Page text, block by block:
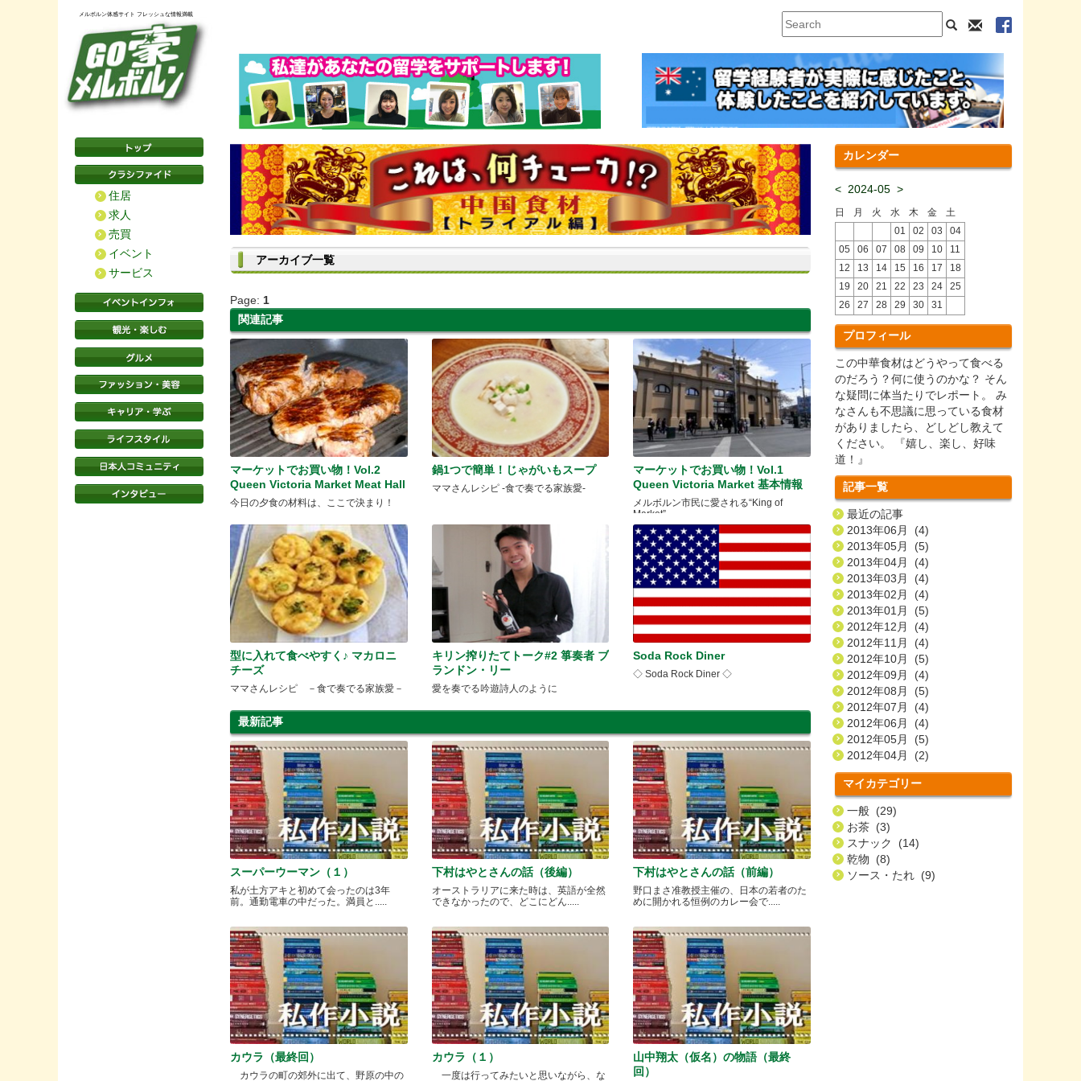
メルボルン体感サイト フレッシュな情報満載
住居
求人
売買
イベント
サービス
アーカイブ一覧
Page: 1
関連記事
マーケットでお買い物！Vol.2
Queen Victoria Market Meat Hall
今日の夕食の材料は、ここで決まり！
鍋1つで簡単！じゃがいもスープ
ママさんレシピ -食で奏でる家族愛-
マーケットでお買い物！Vol.1
Queen Victoria Market 基本情報
メルボルン市民に愛される“King of
Market”
型に入れて食べやすく♪ マカロニ
チーズ
ママさんレシピ －食で奏でる家族愛－
キリン搾りたてトーク#2 箏奏者 ブ
ランドン・リー
愛を奏でる吟遊詩人のように
Soda Rock Diner
◇ Soda Rock Diner ◇
最新記事
スーパーウーマン（１）
私が土方アキと初めて会ったのは3年
前。通勤電車の中だった。満員と.....
下村はやとさんの話（後編）
オーストラリアに来た時は、英語が全然
できなかったので、どこにどん.....
下村はやとさんの話（前編）
野口まさ准教授主催の、日本の若者のた
めに開かれる恒例のカレー会で.....
カウラ（最終回）
カウラの町の郊外に出て、野原の中の
カウラ（１）
一度は行ってみたいと思いながら、な
山中翔太（仮名）の物語（最終
回）
カレンダー
< 2024-05 >
日 月 火 水 木 金
土
01
02 03
04
05
06 07 08 09 10
11
12
13 14 15 16 17
18
19
20 21 22 23 24
25
26
27 28 29 30 31
プロフィール
この中華食材はどうやって食べる
のだろう？何に使うのかな？ そん
な疑問に体当たりでレポート。 み
なさんも不思議に思っている食材
がありましたら、どしどし教えて
ください。 『嬉し、楽し、好味
道！』
記事一覧
最近の記事
2013年06月 (4)
2013年05月 (5)
2013年04月 (4)
2013年03月 (4)
2013年02月 (4)
2013年01月 (5)
2012年12月 (4)
2012年11月 (4)
2012年10月 (5)
2012年09月 (4)
2012年08月 (5)
2012年07月 (4)
2012年06月 (4)
2012年05月 (5)
2012年04月 (2)
マイカテゴリー
一般 (29)
お茶 (3)
スナック (14)
乾物 (8)
ソース・たれ (9)